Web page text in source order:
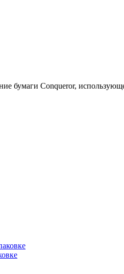
бумаги Conqueror,